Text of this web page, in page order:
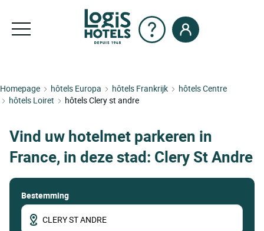
Homepage hôtels Europa hôtels Frankrijk
hôtels Centre
hôtels Loiret
hôtels Clery st andre
Vind uw hotelmet parkeren in
France, in deze stad: Clery St Andre
Bestemming